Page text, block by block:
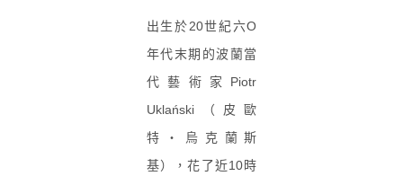
出生於20世紀六O
年代末期的波蘭當
代藝術家Piotr
Uklański（皮歐
特・烏克蘭斯
基），花了近10時